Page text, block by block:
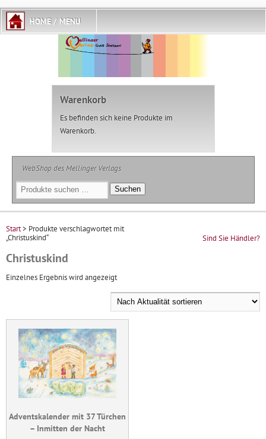
Warenkorb
Es befinden sich keine Produkte im
Warenkorb.
WebShop des Mellinger Verlags
Suchen
nach:
Suchen
Start> Produkte verschlagwortet mit
„Christuskind“
Sind Sie Händler?
Christuskind
Einzelnes Ergebnis wird angezeigt
Adventskalender mit 37 Türchen
– Inmitten der Nacht